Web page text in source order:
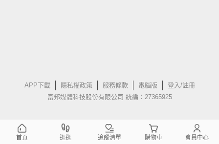
APP下載 隱私權政策 服務條款 電腦版
登入/註冊
富邦媒體科技股份有限公司 統編：27365925
首頁 逛逛 追蹤清單 購物車 會員中心